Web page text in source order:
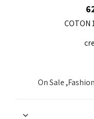
Fashion
,
On Sale